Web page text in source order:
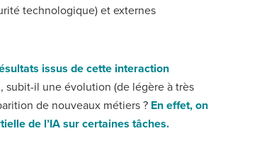
technologique) et externes
issus de cette interaction
subit-il une évolution (de légère à très
de nouveaux métiers ? En effet, on
de l’IA sur certaines tâches.